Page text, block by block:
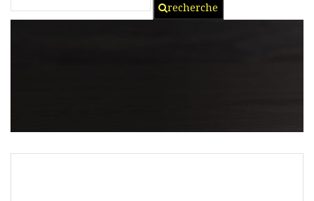
recherche